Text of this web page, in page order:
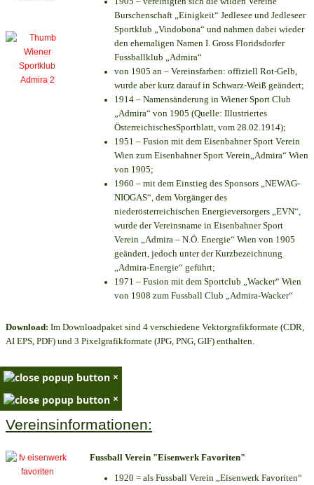
Burschenschaft „Einigkeit“ Jedlesee und Jedleseer
Sportklub „Vindobona“ und nahmen dabei wieder
den ehemaligen Namen I. Gross Floridsdorfer
Fussballklub „Admira“
von 1905 an – Vereinsfarben: offiziell Rot-Gelb,
wurde aber kurz darauf in Schwarz-Weiß geändert;
1914 – Namensänderung in Wiener Sport Club
„Admira“ von 1905 (Quelle: Illustriertes
ÖsterreichischesSportblatt, vom 28.02.1914);
1951 – Fusion mit dem Eisenbahner Sport Verein
Wien zum Eisenbahner Sport Verein„Admira“ Wien
von 1905;
1960 – mit dem Einstieg des Sponsors „NEWAG-
NIOGAS“, dem Vorgänger des
niederösterreichischen Energieversorgers „EVN“,
wurde der Vereinsname in Eisenbahner Sport
Verein „Admira – N.Ö. Energie“ Wien von 1905
geändert, jedoch unter der Kurzbezeichnung
„Admira-Energie“ geführt;
1971 – Fusion mit dem Sportclub „Wacker“ Wien
von 1908 zum Fussball Club „Admira-Wacker“
Download: Im Downloadpaket sind 4 verschiedene Vektorgrafikformate (CDR,
AI EPS, PDF) und 3 Pixelgrafikformate (JPG, PNG, GIF) enthalten.
×
×
Vereinsinformationen:
Fussball Verein "Eisenwerk Favoriten"
1920 = als Fussball Verein „Eisenwerk Favoriten“